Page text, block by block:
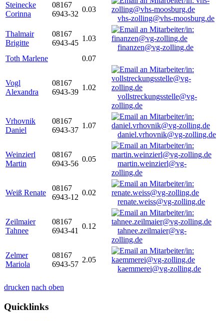
Steinecke
Corinna
08167
6943-32
0.03
vhs-zolling@vhs-moosburg.de
Thalmair
Brigitte
08167
6943-45
1.03
finanzen@vg-zolling.de
Toth Marlene
0.07
Vogl
Alexandra
08167
6943-39
1.02
vollstreckungsstelle@vg-
zolling.de
Vrhovnik
Daniel
08167
6943-37
1.07
daniel.vrhovnik@vg-zolling.de
Weinzierl
Martin
08167
6943-56
0.05
martin.weinzierl@vg-
zolling.de
Weiß Renate
08167
6943-12
0.02
renate.weiss@vg-zolling.de
Zeilmaier
Tahnee
08167
6943-41
0.12
tahnee.zeilmaier@vg-
zolling.de
Zelmer
Mariola
08167
6943-57
2.05
kaemmerei@vg-zolling.de
drucken nach oben
Quicklinks